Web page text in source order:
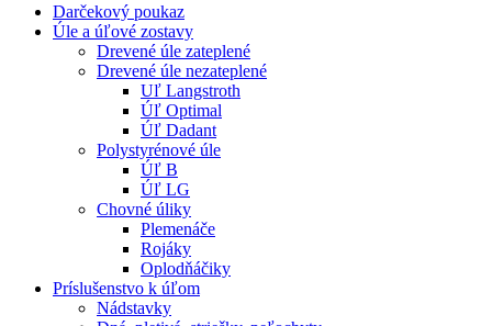
Darčekový poukaz
Úle a úľové zostavy
Drevené úle zateplené
Drevené úle nezateplené
Uľ Langstroth
Úľ Optimal
Úľ Dadant
Polystyrénové úle
Úľ B
Úľ LG
Chovné úliky
Plemenáče
Rojáky
Oplodňáčiky
Príslušenstvo k úľom
Nádstavky